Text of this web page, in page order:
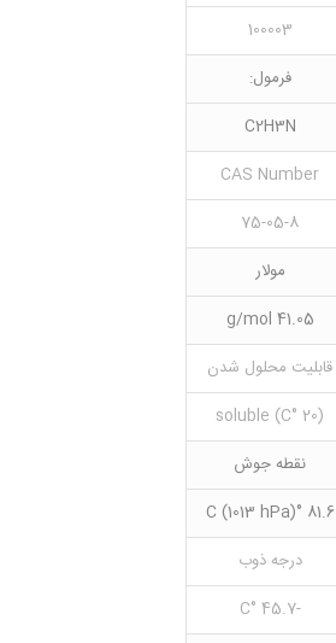
100003
فرمول:
C2H3N
CAS Number
75-05-8
مولار
41.05 g/mol
قابلیت محلول شدن
(20 °C) soluble
نقطه جوش
81.6 °C (1013 hPa)
درجه ذوب
-45.7 °C